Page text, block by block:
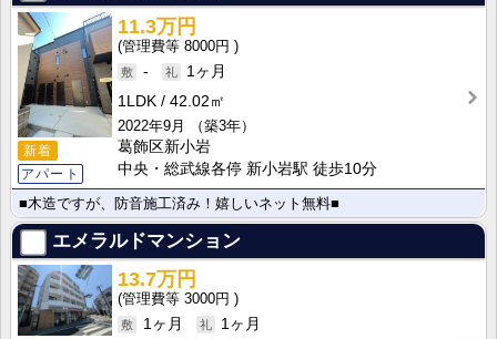
新着
アパート
11.3万円
8000円
-
1ヶ月
1LDK
42.02㎡
2022年9月
（築3年）
葛飾区新小岩
中央・総武線各停 新小岩駅 徒歩10分
■木造ですが、防音施工済み！嬉しいネット無料■
エメラルドマンション
13.7万円
3000円
1ヶ月
1ヶ月